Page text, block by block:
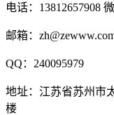
电话：13812657908
邮箱：
QQ：240095979
地址：江苏省苏州市
楼